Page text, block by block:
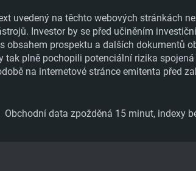
uvedený na těchto webových stránkách
Investor by se před učiněním
obsahem prospektu a dalších dokumentů
tak plně pochopili potenciální rizika
na internetové stránce emitenta před
Obchodní data zpožděná 15 minut, indexy